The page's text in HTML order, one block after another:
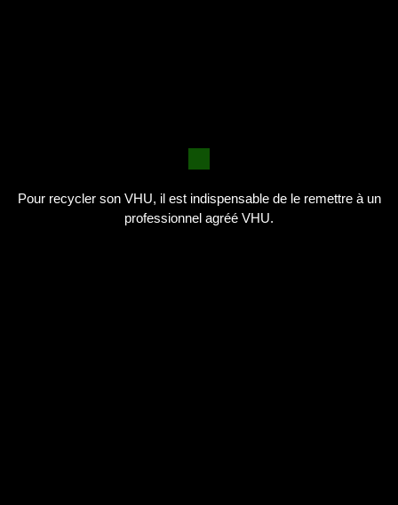
Pour recycler son VHU, il est indispensable de le remettre à un
professionnel agréé VHU.